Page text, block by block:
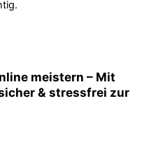
meistern – Mit
& stressfrei zur